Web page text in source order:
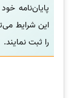
پایان‌نامه
این شرایط
را ثبت نمایند.